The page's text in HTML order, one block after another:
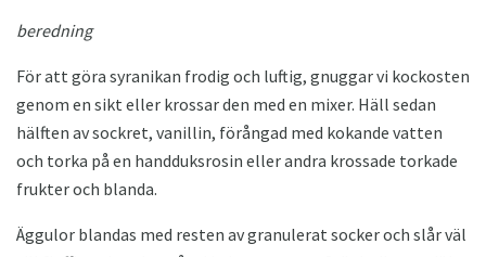
beredning
För att göra syranikan frodig och luftig, gnuggar vi kockosten
genom en sikt eller krossar den med en mixer. Häll sedan
hälften av sockret, vanillin, förångad med kokande vatten
och torka på en handduksrosin eller andra krossade torkade
frukter och blanda.
Äggulor blandas med resten av granulerat socker och slår väl